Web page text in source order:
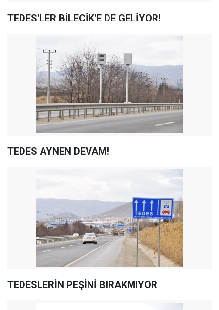
TEDES'LER BİLECİK'E DE GELİYOR!
TEDES AYNEN DEVAM!
TEDESLERİN PEŞİNİ BIRAKMIYOR